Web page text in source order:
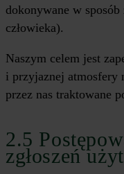
dokonywane w sposób
człowieka).
Naszym celem jest
i przyjaznej atmosfery
przez nas traktowane
2.5
zgłoszeń